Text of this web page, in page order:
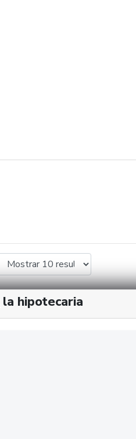
la hipotecaria